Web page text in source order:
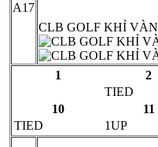
A17
CLB GOLF KHỈ
1
2
TIED
10
11
TIED
1UP